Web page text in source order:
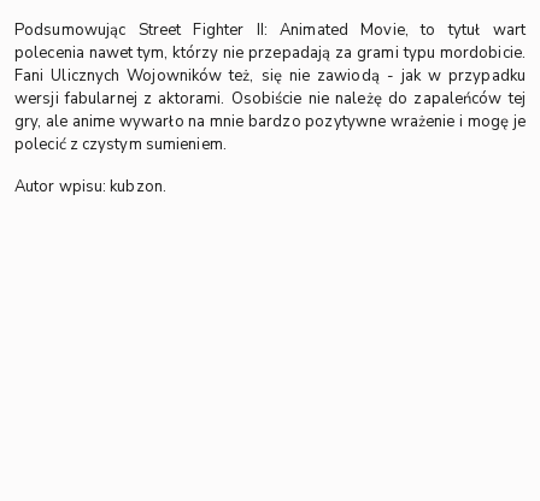
Podsumowując Street Fighter II: Animated Movie, to tytuł wart
polecenia nawet tym, którzy nie przepadają za grami typu mordobicie.
Fani Ulicznych Wojowników też, się nie zawiodą - jak w przypadku
wersji fabularnej z aktorami. Osobiście nie należę do zapaleńców tej
gry, ale anime wywarło na mnie bardzo pozytywne wrażenie i mogę je
polecić z czystym sumieniem.
Autor wpisu: kubzon.